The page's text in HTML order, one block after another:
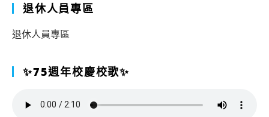
退休人員專區
退休人員專區
✨75週年校慶校歌✨